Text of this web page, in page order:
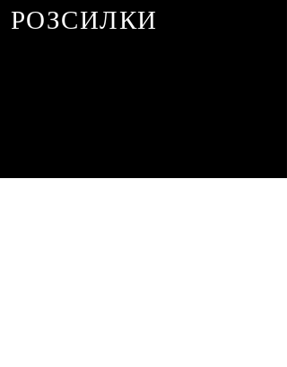
РОЗСИЛКИ